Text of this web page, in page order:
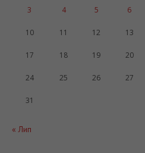
« Лип
3 4 5 6
10 11 12 13
17 18 19 20
24 25 26 27
31